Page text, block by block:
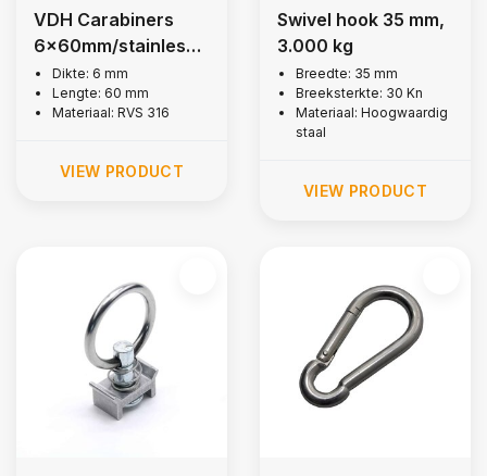
VDH Carabiners
6x60mm/stainless
steel 316
Dikte: 6 mm
Lengte: 60 mm
Materiaal: RVS 316
VIEW PRODUCT
Swivel hook 35 mm,
3.000 kg
Breedte: 35 mm
Breeksterkte: 30 Kn
Materiaal: Hoogwaardig
staal
VIEW PRODUCT